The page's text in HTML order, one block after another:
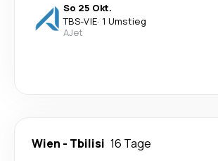
So 25 Okt.
TBS-VIE· 1 Umstieg
AJet
Wien - Tbilisi 16 Tage